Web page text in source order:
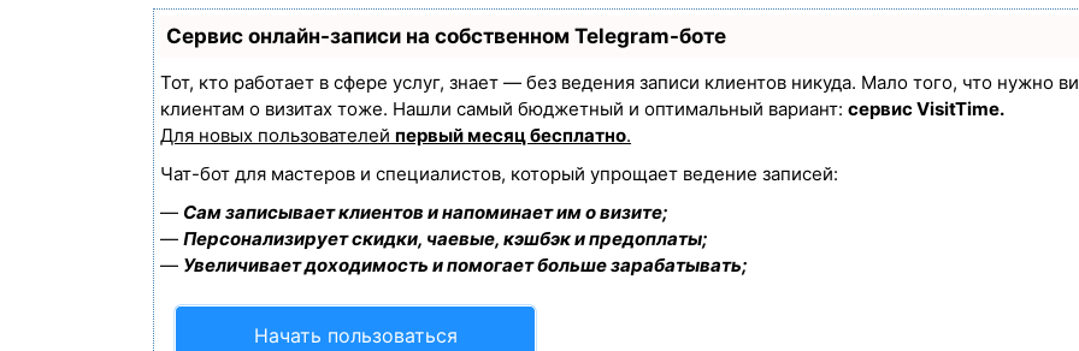
Сервис онлайн-записи на собственном Telegram-боте
Тот, кто работает в сфере услуг, знает — без ведения записи клиентов никуда. Мало того, что нужно
клиентам о визитах тоже. Нашли самый бюджетный и оптимальный вариант: сервис VisitTime.
Для новых пользователей первый месяц бесплатно.
Чат-бот для мастеров и специалистов, который упрощает ведение записей:
— Сам записывает клиентов и напоминает им о визите;
— Персонализирует скидки, чаевые, кэшбэк и предоплаты;
— Увеличивает доходимость и помогает больше зарабатывать;
Начать пользоваться